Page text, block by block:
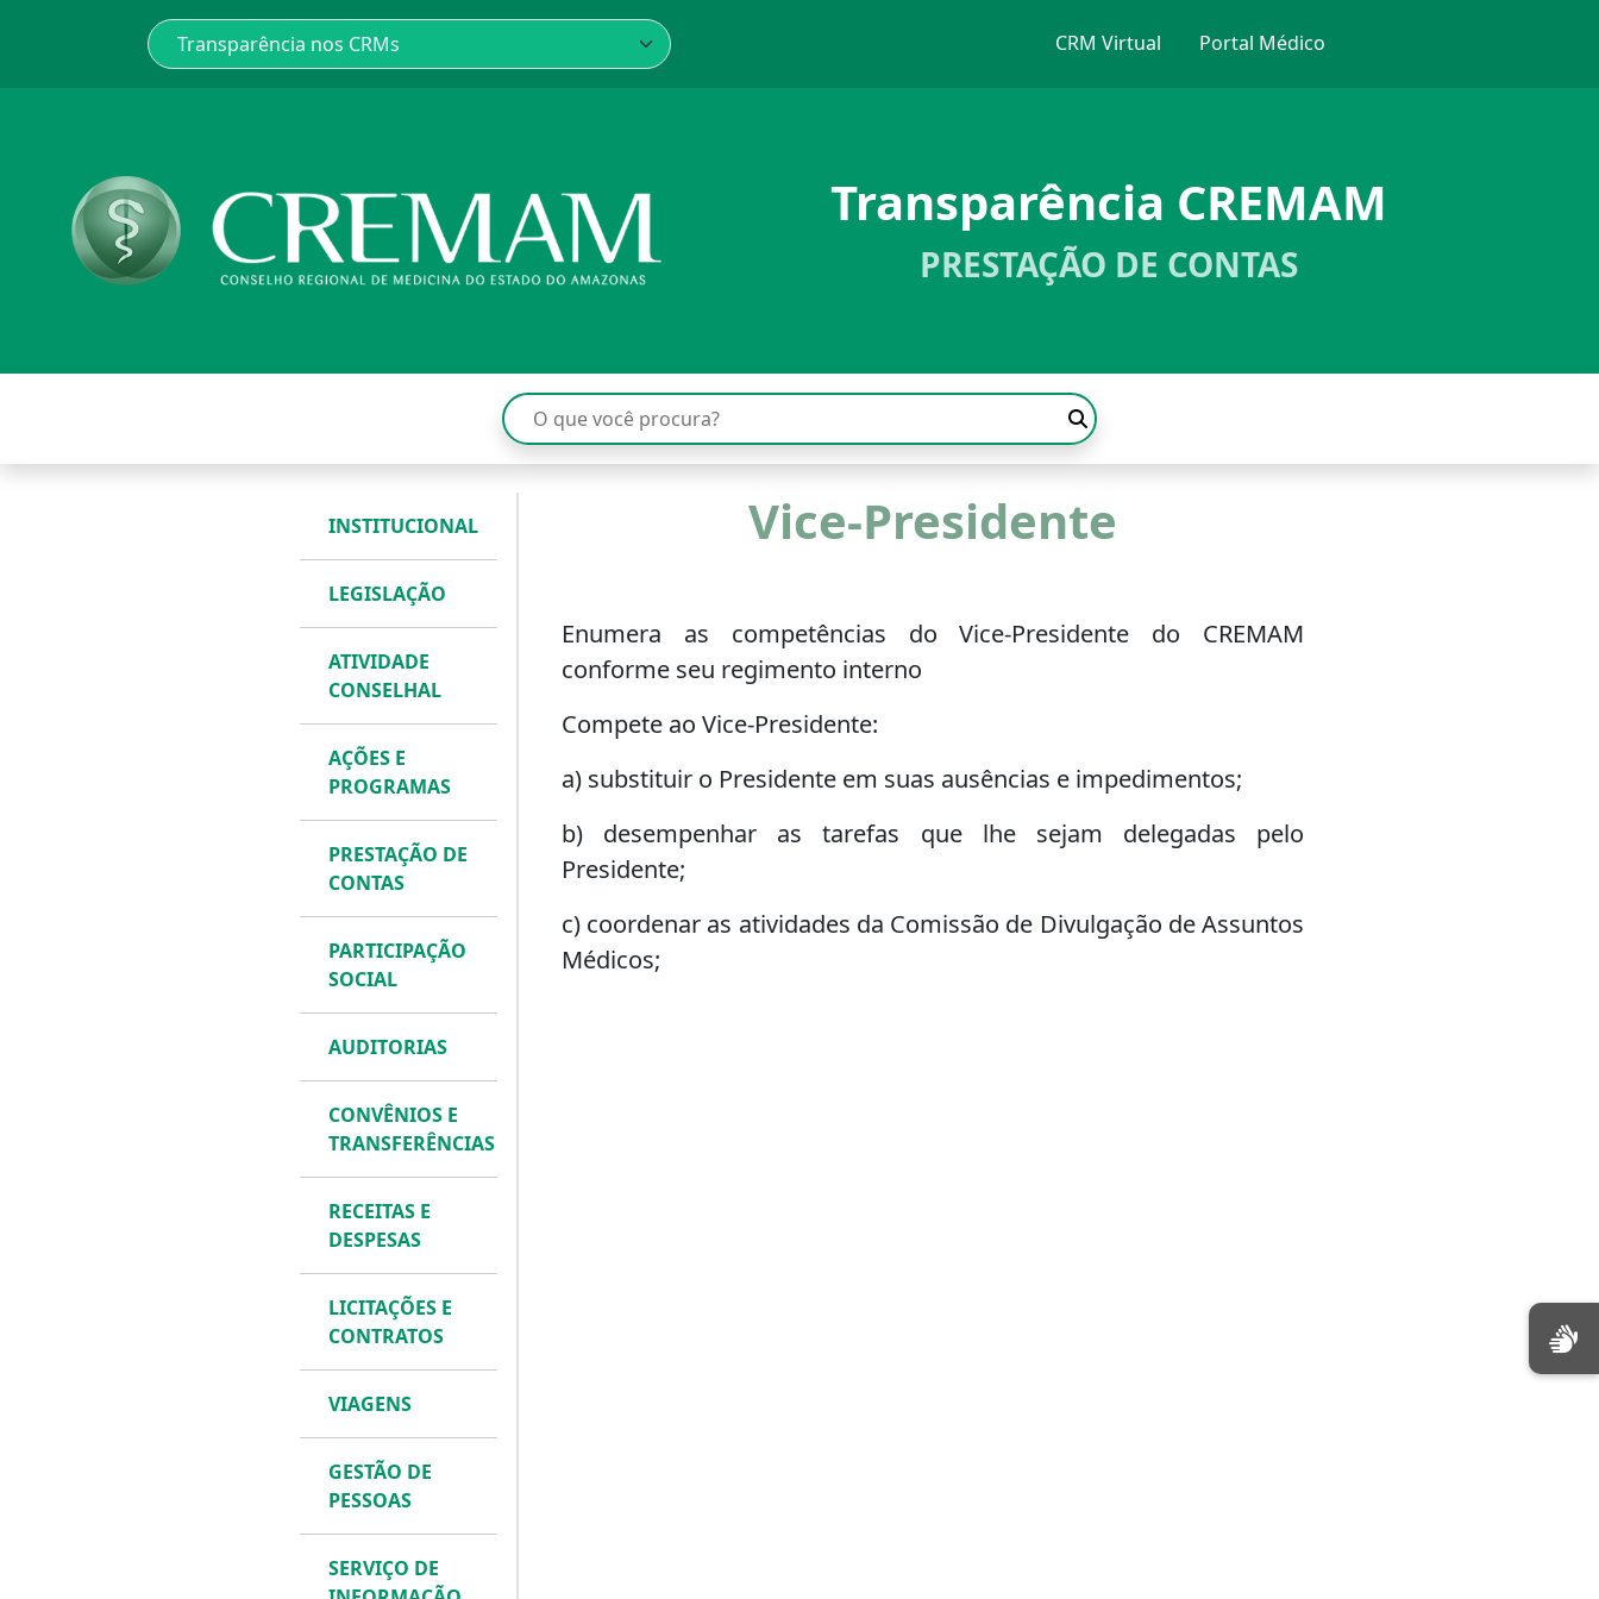
CRM Virtual Portal Médico
Transparência CREMAM
PRESTAÇÃO DE CONTAS
INSTITUCIONAL
LEGISLAÇÃO
ATIVIDADE
CONSELHAL
AÇÕES E
PROGRAMAS
PRESTAÇÃO DE
CONTAS
PARTICIPAÇÃO
SOCIAL
AUDITORIAS
CONVÊNIOS E
TRANSFERÊNCIAS
RECEITAS E
DESPESAS
LICITAÇÕES E
CONTRATOS
VIAGENS
GESTÃO DE
PESSOAS
SERVIÇO DE
Vice-Presidente
Enumera as competências do Vice-Presidente do CREMAM
conforme seu regimento interno
Compete ao Vice-Presidente:
a) substituir o Presidente em suas ausências e impedimentos;
b) desempenhar as tarefas que lhe sejam delegadas pelo
Presidente;
c) coordenar as atividades da Comissão de Divulgação de Assuntos
Médicos;